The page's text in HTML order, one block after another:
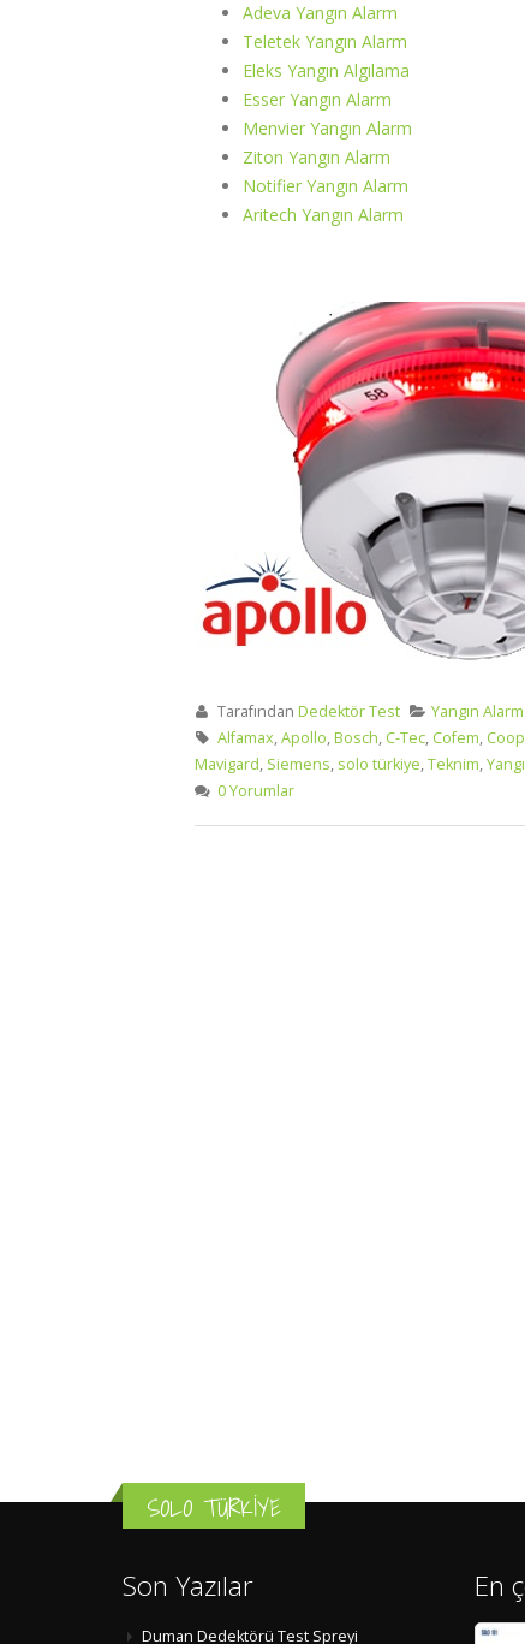
Adeva Yangın Alarm
Teletek Yangın Alarm
Eleks Yangın Algılama
Esser Yangın Alarm
Menvier Yangın Alarm
Ziton Yangın Alarm
Notifier Yangın Alarm
Aritech Yangın Alarm
Tarafından Dedektör Test
Yangın Alarm
Alfamax,Apollo,Bosch, C-Tec, Cofem,
Mavigard, Siemens, solo türkiye,Teknim,
0 Yorumlar
SOLO TÜRKİYE
Son Yazılar
Duman Dedektörü Test Spreyi
En